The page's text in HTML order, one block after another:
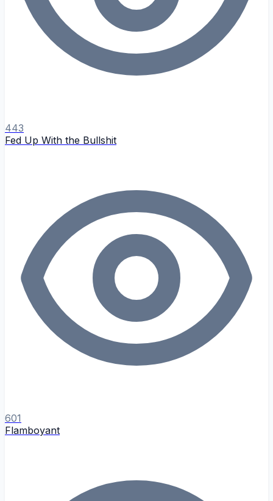
443
Fed Up With the Bullshit
601
Flamboyant